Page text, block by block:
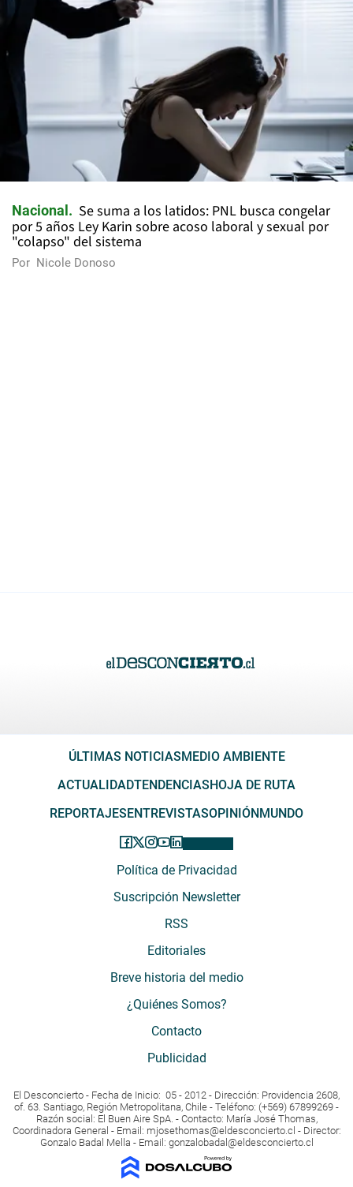
Nacional
Se suma a los latidos: PNL busca congelar
por 5 años Ley Karin sobre acoso laboral y sexual por
"colapso" del sistema
Por Nicole Donoso
ÚLTIMAS NOTICIAS MEDIO AMBIENTE
ACTUALIDADTENDENCIAS HOJA DE RUTA
REPORTAJES ENTREVISTASOPINIÓN MUNDO
Política de Privacidad
Suscripción Newsletter
RSS
Editoriales
Breve historia del medio
¿Quiénes Somos?
Contacto
Publicidad
El Desconcierto - Fecha de Inicio: 05 - 2012 - Dirección: Providencia 2608,
of. 63. Santiago, Región Metropolitana, Chile - Teléfono: (+569) 67899269 -
Razón social: El Buen Aire SpA. - Contacto: María José Thomas,
Coordinadora General - Email: mjosethomas@eldesconcierto.cl - Director:
Gonzalo Badal Mella - Email: gonzalobadal@eldesconcierto.cl